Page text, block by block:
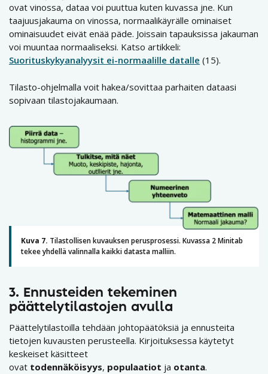
ovat vinossa, dataa voi puuttua kuten kuvassa jne. Kun
taajuusjakauma on vinossa, normaalikäyrälle ominaiset
ominaisuudet eivät enää päde. Joissain tapauksissa jakauman
voi muuntaa normaaliseksi. Katso artikkeli:
Suorituskykyanalyysit ei-normaalille datalle (15).
Tilasto-ohjelmalla voit hakea/sovittaa parhaiten dataasi
sopivaan tilastojakaumaan.
Kuva 7. Tilastollisen kuvauksen perusprosessi. Kuvassa 2 Minitab
tekee yhdellä valinnalla kaikki datasta malliin.
3. Ennusteiden tekeminen
päättelytilastojen avulla
Päättelytilastoilla tehdään johtopäätöksiä ja ennusteita
tietojen kuvausten perusteella. Kirjoituksessa käytetyt
keskeiset käsitteet
ovat todennäköisyys, populaatiot ja otanta.